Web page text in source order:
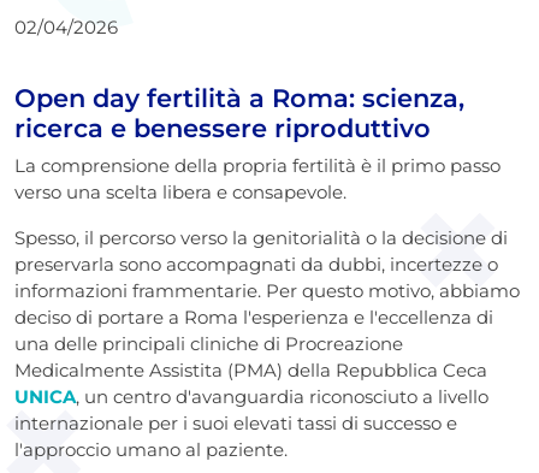
02/04/2026
Open day fertilità a Roma: scienza,
ricerca e benessere riproduttivo
La comprensione della propria fertilità è il primo passo
verso una scelta libera e consapevole.
Spesso, il percorso verso la genitorialità o la decisione di
preservarla sono accompagnati da dubbi, incertezze o
informazioni frammentarie. Per questo motivo, abbiamo
deciso di portare a Roma l'esperienza e l'eccellenza di
una delle principali cliniche di Procreazione
Medicalmente Assistita (PMA) della Repubblica Ceca
UNICA, un centro d'avanguardia riconosciuto a livello
internazionale per i suoi elevati tassi di successo e
l'approccio umano al paziente.